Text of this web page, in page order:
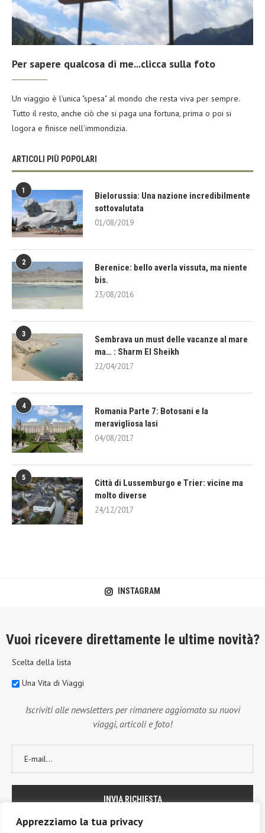
Apprezziamo la tua privacy
Per sapere qualcosa di me...clicca sulla foto
Un viaggio è l'unica "spesa" al mondo che resta viva per sempre.
Tutto il resto, anche ciò che si paga una fortuna, prima o poi si
logora e finisce nell'immondizia.
ARTICOLI PIÙ POPOLARI
1
Bielorussia: Una nazione incredibilmente
sottovalutata
01/08/2019
2
Berenice: bello averla vissuta, ma niente
bis.
23/08/2016
3
Sembrava un must delle vacanze al mare
ma… : Sharm El Sheikh
22/04/2017
4
Romania Parte 7: Botosani e la
meravigliosa Iasi
04/08/2017
5
Città di Lussemburgo e Trier: vicine ma
molto diverse
24/12/2017
INSTAGRAM
Vuoi ricevere direttamente le ultime novità?
Scelta della lista
Una Vita di Viaggi
Iscriviti alle newsletters per rimanere aggiornato su nuovi
viaggi, articoli e foto!